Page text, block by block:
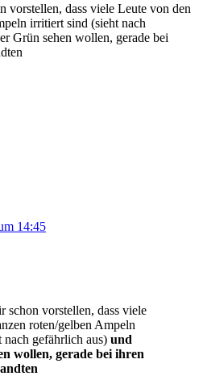
vorstellen, dass viele Leute von den
irritiert sind (sieht nach
Grün sehen wollen, gerade bei
14:45
schon vorstellen, dass viele
roten/gelben Ampeln
gefährlich aus) und
wollen, gerade bei ihren